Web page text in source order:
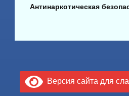
Антинаркотическая
Версия сайта для